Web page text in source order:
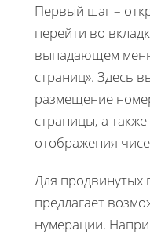
Первый шаг –
перейти во
выпадающем
страниц». Здесь
размещение
страницы, а
отображения
Для продвинутых
предлагает
нумерации.